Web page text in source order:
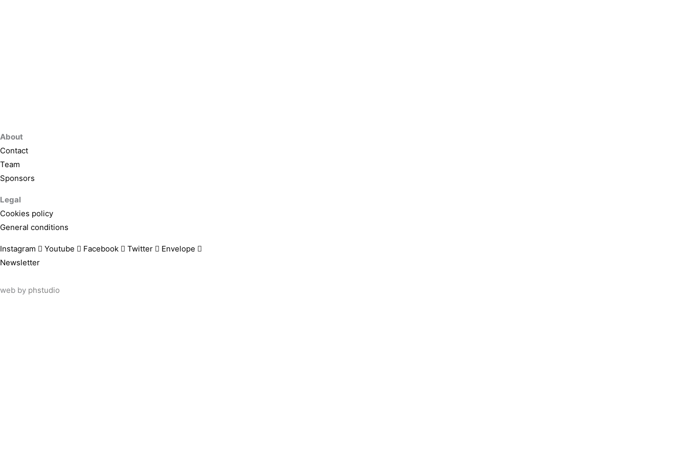
About
Contact
Team
Sponsors
Legal
Cookies policy
General conditions
Instagram Youtube Facebook Twitter
Envelope
Newsletter
web by phstudio